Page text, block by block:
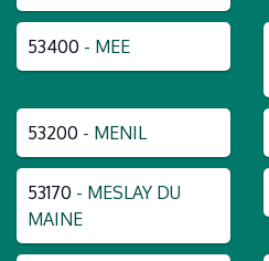
53400 - MEE
53200 - MENIL
53170 - MESLAY DU
MAINE